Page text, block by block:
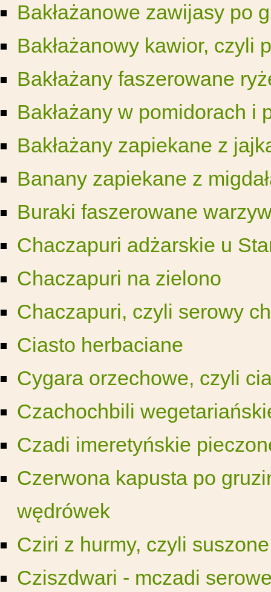
Bakłażanowe zawijasy po
Bakłażanowy kawior, czyli
Bakłażany faszerowane
Bakłażany w pomidorach i
Bakłażany zapiekane z
Banany zapiekane z
Buraki faszerowane
Chaczapuri adżarskie u
Chaczapuri na zielono
Chaczapuri, czyli serowy
Ciasto herbaciane
Cygara orzechowe, czyli
Czachochbili
Czadi imeretyńskie
Czerwona kapusta po
wędrówek
Cziri z hurmy, czyli
Cziszdwari - mczadi